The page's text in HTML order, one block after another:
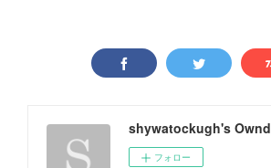
shywatockugh's Ownd
フォロー